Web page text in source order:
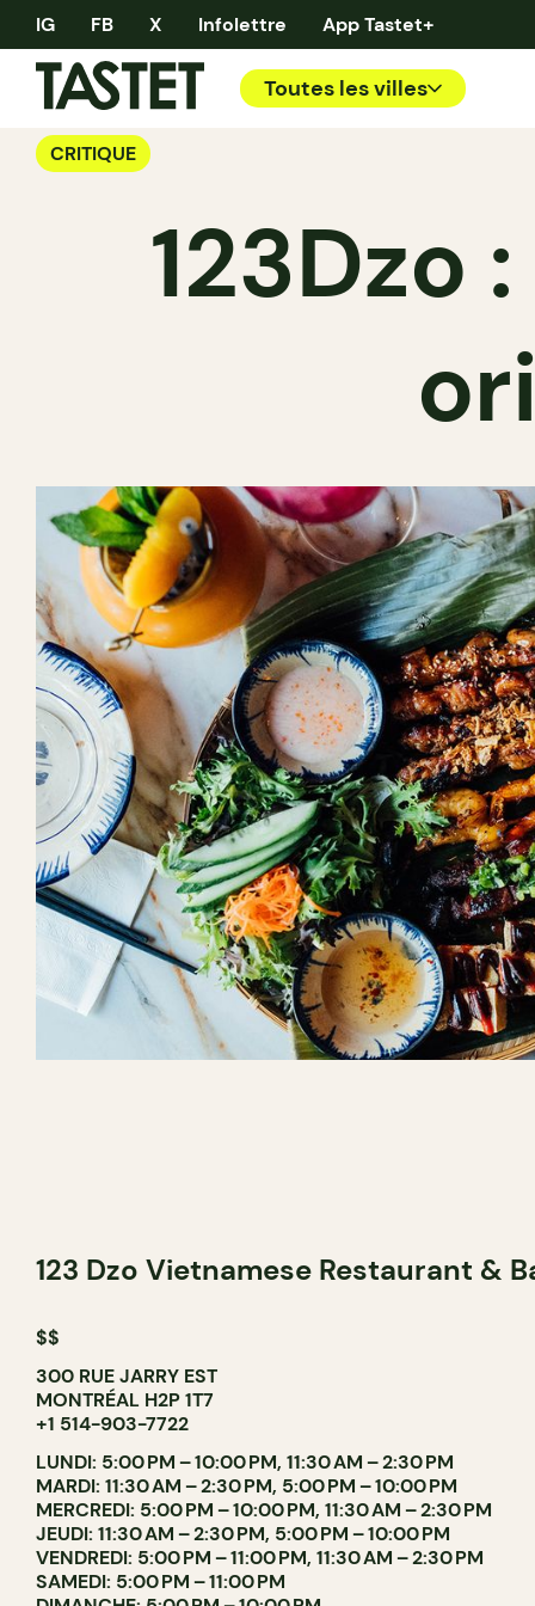
IG FB X Infolettre App Tastet+
Toutes les villes
CRITIQUE
123Dzo
123 Dzo Vietnamese Restaurant &
$$
300 RUE JARRY EST
MONTRÉAL H2P 1T7
+1 514-903-7722
LUNDI: 5:00 PM – 10:00 PM, 11:30 AM – 2:30 PM
MARDI: 11:30 AM – 2:30 PM, 5:00 PM – 10:00 PM
MERCREDI: 5:00 PM – 10:00 PM, 11:30 AM – 2:30 PM
JEUDI: 11:30 AM – 2:30 PM, 5:00 PM – 10:00 PM
VENDREDI: 5:00 PM – 11:00 PM, 11:30 AM – 2:30 PM
SAMEDI: 5:00 PM – 11:00 PM